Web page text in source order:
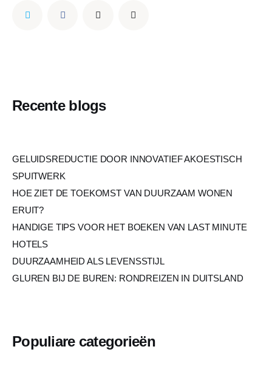
Recente blogs
GELUIDSREDUCTIE DOOR INNOVATIEF AKOESTISCH
SPUITWERK
HOE ZIET DE TOEKOMST VAN DUURZAAM WONEN
ERUIT?
HANDIGE TIPS VOOR HET BOEKEN VAN LAST MINUTE
HOTELS
DUURZAAMHEID ALS LEVENSSTIJL
GLUREN BIJ DE BUREN: RONDREIZEN IN DUITSLAND
Populiare categorieën